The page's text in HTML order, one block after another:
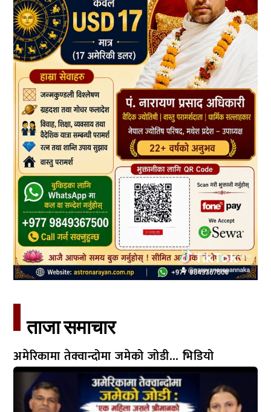
ताजा समाचार​
अमेरिकामा तेक्वान्दोमा जमेको जोडी… भिडियो